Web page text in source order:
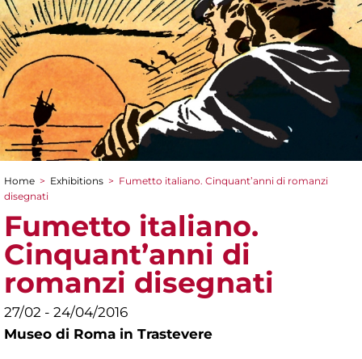
You are here
Home > Exhibitions > Fumetto italiano. Cinquant’anni di romanzi
disegnati
Fumetto italiano.
Cinquant’anni di
romanzi disegnati
27/02 - 24/04/2016
Museo di Roma in Trastevere